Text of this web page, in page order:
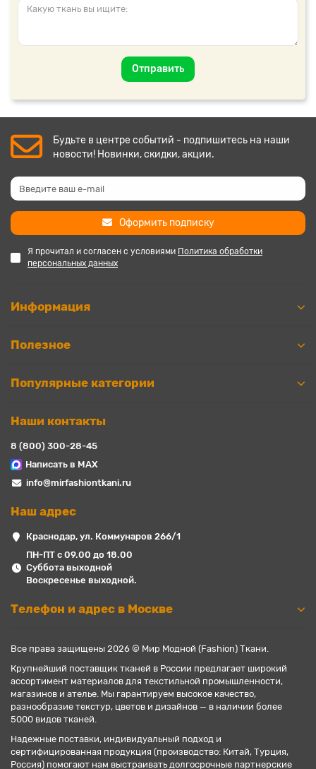
Отправить
Будьте в центре событий - подпишитесь на наши
новости! Новинки, скидки, акции.
Оформить подписку
Я прочитал и согласен с условиями Политика обработки
персональных данных
Информация
Полезное
Популярные категории
Наши контакты
8 (800) 300-28-45
Написать в MAX
info@mirfashiontkani.ru
Наш адрес
Краснодар, ул. Коммунаров 266/1
ПН-ПТ с 09.00 до 18.00
Суббота выходной
Воскресенье выходной.
Телефон и адрес в Москве
Все права защищены 2026 © Мир Модной (Fashion) Ткани.
Крупнейший поставщик тканей в России предлагает широкий
ассортимент материалов для текстильной промышленности,
магазинов и ателье. Мы гарантируем высокое качество,
разнообразие текстур, цветов и дизайнов — в наличии более
5000 видов тканей.
Надежные поставки, индивидуальный подход и
сертифицированная продукция (производство: Китай, Турция,
Россия) помогают нам выстраивать долгосрочные партнерские